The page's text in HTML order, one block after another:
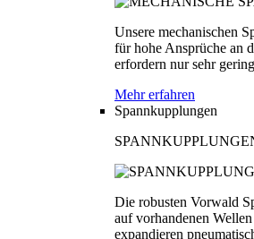
Unsere mechanischen
für hohe Ansprüche an
erfordern nur sehr
Mehr erfahren
Spannkupplungen
Die robusten Vorwald
auf vorhandenen
expandieren